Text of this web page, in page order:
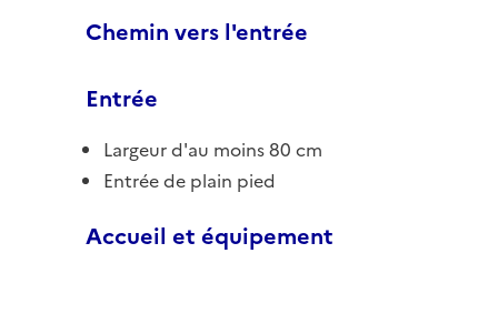
Chemin vers l'entrée
Entrée
Largeur d'au moins 80 cm
Entrée de plain pied
Accueil et équipement